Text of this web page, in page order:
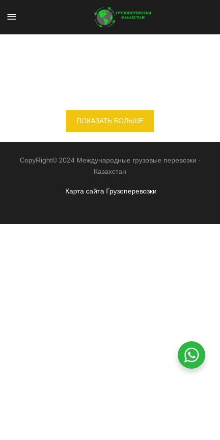
ПОКАЗАТЬ БОЛЬШЕ
CopyRight© 2024 Международные грузовые перевозки -
Казахстан
Карта сайта Грузоперевозки